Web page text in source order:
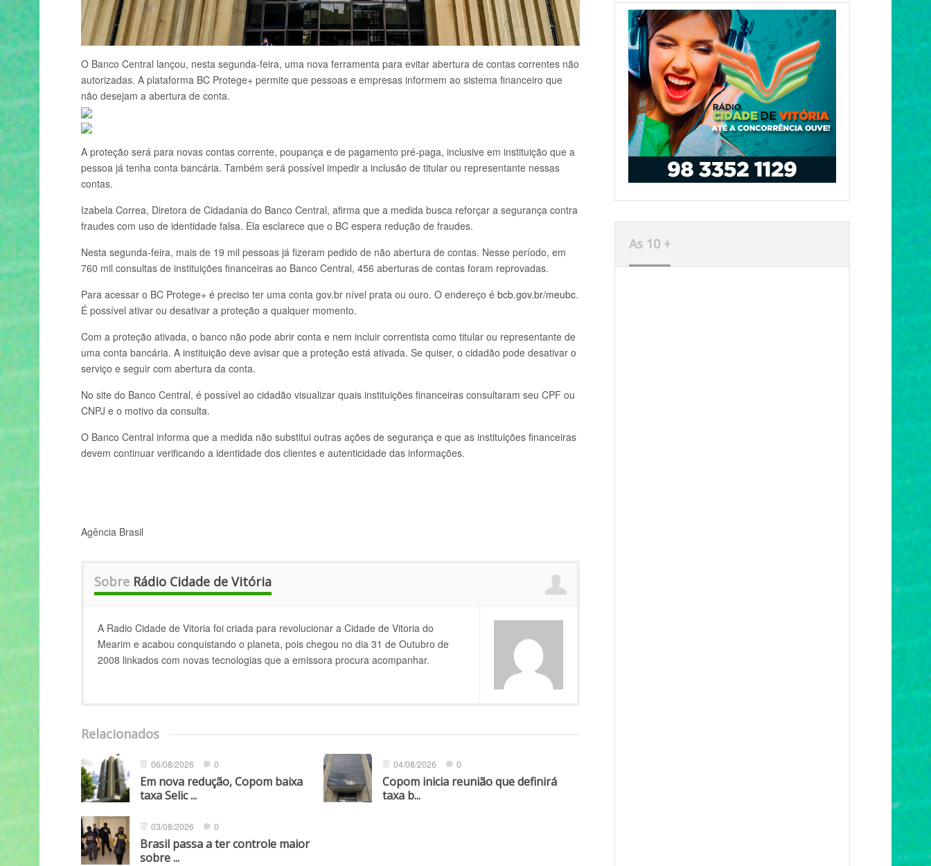
O Banco Central lançou, nesta segunda-feira, uma nova ferramenta para evitar abertura de contas correntes não
autorizadas. A plataforma BC Protege+ permite que pessoas e empresas informem ao sistema financeiro que
não desejam a abertura de conta.
A proteção será para novas contas corrente, poupança e de pagamento pré-paga, inclusive em instituição que a
pessoa já tenha conta bancária. Também será possível impedir a inclusão de titular ou representante nessas
contas.
Izabela Correa, Diretora de Cidadania do Banco Central, afirma que a medida busca reforçar a segurança contra
fraudes com uso de identidade falsa. Ela esclarece que o BC espera redução de fraudes.
Nesta segunda-feira, mais de 19 mil pessoas já fizeram pedido de não abertura de contas. Nesse período, em
760 mil consultas de instituições financeiras ao Banco Central, 456 aberturas de contas foram reprovadas.
Para acessar o BC Protege+ é preciso ter uma conta gov.br nível prata ou ouro. O endereço é bcb.gov.br/meubc.
É possível ativar ou desativar a proteção a qualquer momento.
Com a proteção ativada, o banco não pode abrir conta e nem incluir correntista como titular ou representante de
uma conta bancária. A instituição deve avisar que a proteção está ativada. Se quiser, o cidadão pode desativar o
serviço e seguir com abertura da conta.
No site do Banco Central, é possível ao cidadão visualizar quais instituições financeiras consultaram seu CPF ou
CNPJ e o motivo da consulta.
O Banco Central informa que a medida não substitui outras ações de segurança e que as instituições financeiras
devem continuar verificando a identidade dos clientes e autenticidade das informações.
Agência Brasil
Sobre Rádio Cidade de Vitória
A Radio Cidade de Vitoria foi criada para revolucionar a Cidade de Vitoria do
Mearim e acabou conquistando o planeta, pois chegou no dia 31 de Outubro de
2008 linkados com novas tecnologias que a emissora procura acompanhar.
Relacionados
06/08/2026 0
Em nova redução, Copom baixa
taxa Selic ...
04/08/2026 0
Copom inicia reunião que definirá
taxa b...
03/08/2026 0
Brasil passa a ter controle maior
sobre ...
As 10 +